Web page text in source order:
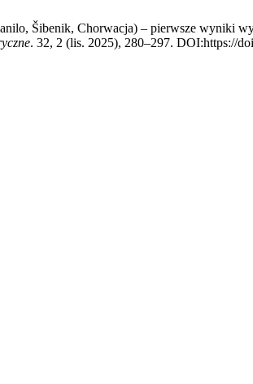
Šibenik, Chorwacja) – pierwsze wyniki
. 32, 2 (lis. 2025), 280–297. DOI:https://